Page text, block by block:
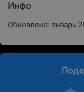
Инфо
Обновлено: январь